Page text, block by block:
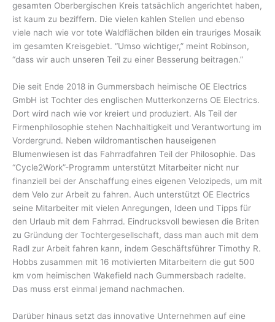
gesamten Oberbergischen Kreis tatsächlich angerichtet haben,
ist kaum zu beziffern. Die vielen kahlen Stellen und ebenso
viele nach wie vor tote Waldflächen bilden ein trauriges Mosaik
im gesamten Kreisgebiet. “Umso wichtiger,” meint Robinson,
“dass wir auch unseren Teil zu einer Besserung beitragen.”
Die seit Ende 2018 in Gummersbach heimische OE Electrics
GmbH ist Tochter des englischen Mutterkonzerns OE Electrics.
Dort wird nach wie vor kreiert und produziert. Als Teil der
Firmenphilosophie stehen Nachhaltigkeit und Verantwortung im
Vordergrund. Neben wildromantischen hauseigenen
Blumenwiesen ist das Fahrradfahren Teil der Philosophie. Das
“Cycle2Work”-Programm unterstützt Mitarbeiter nicht nur
finanziell bei der Anschaffung eines eigenen Velozipeds, um mit
dem Velo zur Arbeit zu fahren. Auch unterstützt OE Electrics
seine Mitarbeiter mit vielen Anregungen, Ideen und Tipps für
den Urlaub mit dem Fahrrad. Eindrucksvoll bewiesen die Briten
zu Gründung der Tochtergesellschaft, dass man auch mit dem
Radl zur Arbeit fahren kann, indem Geschäftsführer Timothy R.
Hobbs zusammen mit 16 motivierten Mitarbeitern die gut 500
km vom heimischen Wakefield nach Gummersbach radelte.
Das muss erst einmal jemand nachmachen.
Darüber hinaus setzt das innovative Unternehmen auf eine